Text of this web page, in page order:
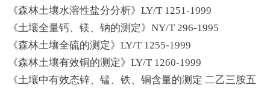
《森林土壤水溶性盐分分析》LY/T 1251-1999
《土壤全量钙、镁、钠的测定》NY/T 296-1995
《森林土壤全硫的测定》LY/T 1255-1999
《森林土壤有效铜的测定》LY/T 1260-1999
《土壤中有效态锌、锰、铁、铜含量的测定 二乙三胺五